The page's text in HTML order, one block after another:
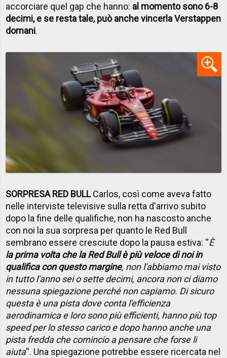
accorciare quel gap che hanno: al momento sono 6-8
decimi, e se resta tale, può anche vincerla Verstappen
domani.
SORPRESA RED BULLCarlos, così come aveva fatto
nelle interviste televisive sulla retta d'arrivo subito
dopo la fine delle qualifiche, non ha nascosto anche
con noi la sua sorpresa per quanto le Red Bull
sembrano essere cresciute dopo la pausa estiva: ''È
la prima volta che la Red Bull è più veloce di noi in
qualifica con questo margine, non l'abbiamo mai visto
in tutto l'anno sei o sette decimi, ancora non ci diamo
nessuna spiegazione perché non capiamo. Di sicuro
questa è una pista dove conta l'efficienza
aerodinamica e loro sono più efficienti, hanno più top
speed per lo stesso carico e dopo hanno anche una
pista fredda che comincio a pensare che forse li
aiuta''. Una spiegazione potrebbe essere ricercata nel